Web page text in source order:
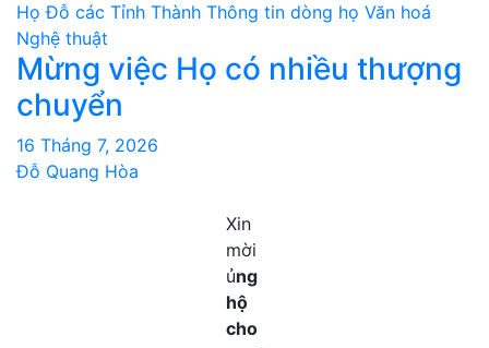
Họ Đỗ các Tỉnh Thành Thông tin dòng họ Văn hoá
Nghệ thuật
Mừng việc Họ có nhiều thượng
chuyển
16 Tháng 7, 2026
Đỗ Quang Hòa
Xin
mời
ủng
hộ
cho